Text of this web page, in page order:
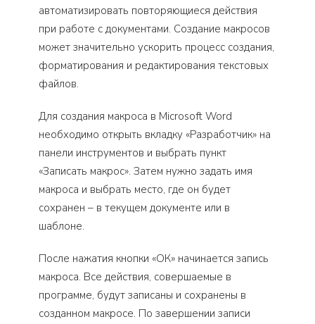
автоматизировать повторяющиеся действия
при работе с документами. Создание макросов
может значительно ускорить процесс создания,
форматирования и редактирования текстовых
файлов.
Для создания макроса в Microsoft Word
необходимо открыть вкладку «Разработчик» на
панели инструментов и выбрать пункт
«Записать макрос». Затем нужно задать имя
макроса и выбрать место, где он будет
сохранен – в текущем документе или в
шаблоне.
После нажатия кнопки «ОК» начинается запись
макроса. Все действия, совершаемые в
программе, будут записаны и сохранены в
созданном макросе. По завершении записи